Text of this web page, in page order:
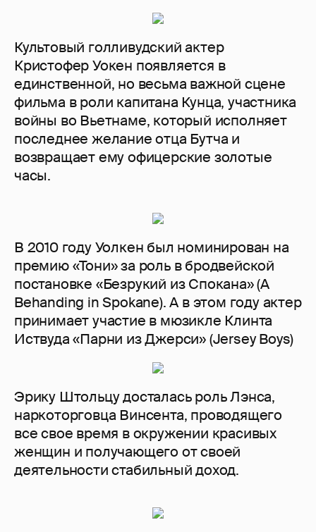
Культовый голливудский актер
Кристофер Уокен появляется в
единственной, но весьма важной сцене
фильма в роли капитана Кунца, участника
войны во Вьетнаме, который исполняет
последнее желание отца Бутча и
возвращает ему офицерские золотые
часы.
В 2010 году Уолкен был номинирован на
премию «Тони» за роль в бродвейской
постановке «Безрукий из Спокана» (A
Behanding in Spokane). А в этом году актер
принимает участие в мюзикле Клинта
Иствуда «Парни из Джерси» (Jersey Boys)
Эрику Штольцу досталась роль Лэнса,
наркоторговца Винсента, проводящего
все свое время в окружении красивых
женщин и получающего от своей
деятельности стабильный доход.